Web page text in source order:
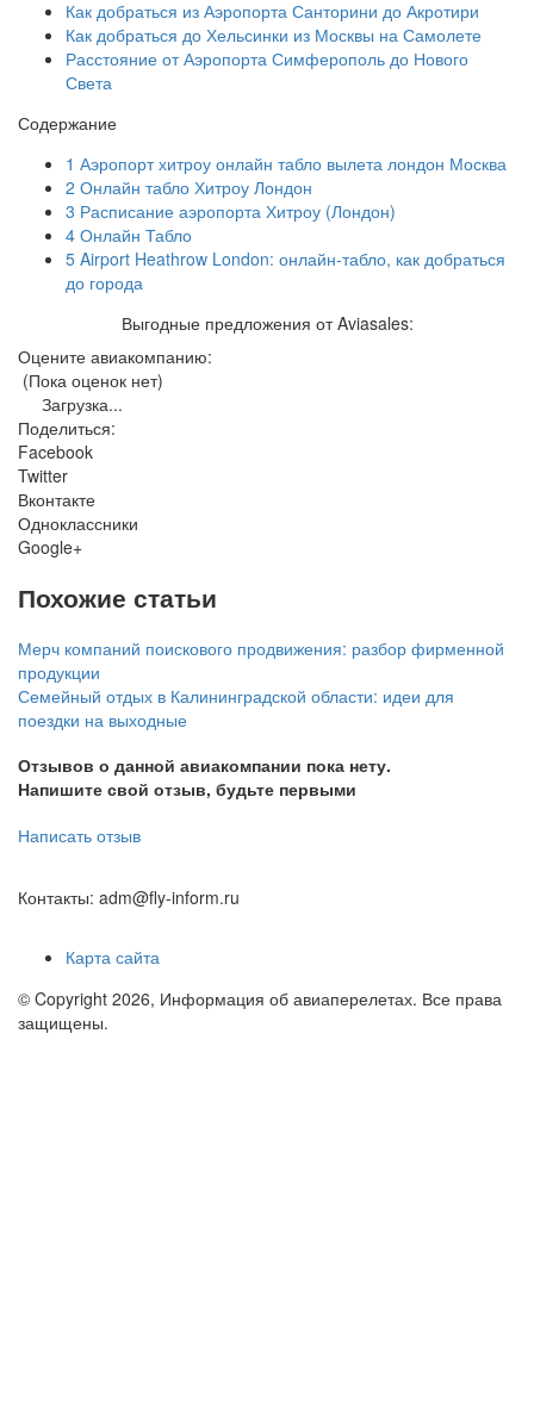
Как добраться из Аэропорта Санторини до Акротири
Как добраться до Хельсинки из Москвы на Самолете
Расстояние от Аэропорта Симферополь до Нового
Света
Содержание
1 Аэропорт хитроу онлайн табло вылета лондон Москва
2 Онлайн табло Хитроу Лондон
3 Расписание аэропорта Хитроу (Лондон)
4 Онлайн Табло
5 Airport Heathrow London: онлайн-табло, как добраться
до города
Выгодные предложения от Aviasales:
Оцените авиакомпанию:
(Пока оценок нет)
Загрузка...
Поделиться:
Facebook
Twitter
Вконтакте
Одноклассники
Google+
Похожие статьи
Мерч компаний поискового продвижения: разбор фирменной
продукции
Семейный отдых в Калининградской области: идеи для
поездки на выходные
Отзывов о данной авиакомпании пока нету.
Напишите свой отзыв, будьте первыми
Написать отзыв
Контакты: adm@fly-inform.ru
Карта сайта
© Copyright 2026, Информация об авиаперелетах. Все права
защищены.